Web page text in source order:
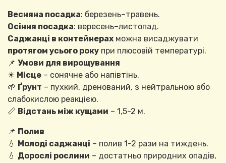
Весняна посадка: березень–травень.
Осіння посадка: вересень–листопад.
Саджанці в контейнерах можна висаджувати
протягом усього року при плюсовій температурі.
📌 Умови для вирощування
☀ Місце – сонячне або напівтінь.
🌱 Ґрунт – пухкий, дренований, з нейтральною або
слабокислою реакцією.
📏 Відстань між кущами – 1,5-2 м.
📌 Полив
💧 Молоді саджанці – полив 1-2 рази на тиждень.
💧 Дорослі рослини – достатньо природних опадів,